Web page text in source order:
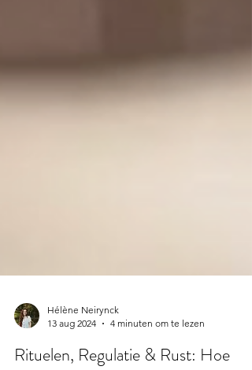
13 aug 2024
4 minuten om te lezen